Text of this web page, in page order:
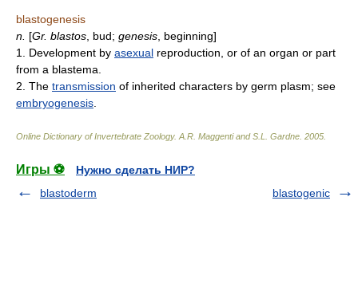
blastogenesis
n. [Gr. blastos , bud; genesis , beginning]
1. Development by asexual reproduction, or of an organ or part
from a blastema.
2. The transmission of inherited characters by germ plasm; see
embryogenesis
Online Dictionary of Invertebrate Zoology. A.R. Maggenti and S.L. Gardne 2005
Игры ⚽
Нужно сделать НИР?
blastoderm
blastogenic